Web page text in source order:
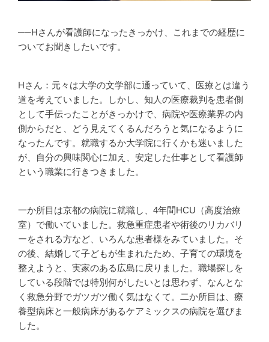
──Hさんが看護師になったきっかけ、これまでの経歴に
ついてお聞きしたいです。
Hさん：元々は大学の文学部に通っていて、医療とは違う
道を考えていました。しかし、知人の医療裁判を患者側
として手伝ったことがきっかけで、病院や医療業界の内
側からだと、どう見えてくるんだろうと気になるように
なったんです。就職するか大学院に行くかも迷いました
が、自分の興味関心に加え、安定した仕事として看護師
という職業に行きつきました。
一か所目は京都の病院に就職し、4年間HCU（高度治療
室）で働いていました。救急重症患者や術後のリカバリ
ーをされる方など、いろんな患者様をみていました。そ
の後、結婚して子どもが生まれたため、子育ての環境を
整えようと、実家のある広島に戻りました。職場探しを
している段階では特別何がしたいとは思わず、なんとな
く救急分野でガツガツ働く気はなくて。二か所目は、療
養型病床と一般病床があるケアミックスの病院を選びま
した。